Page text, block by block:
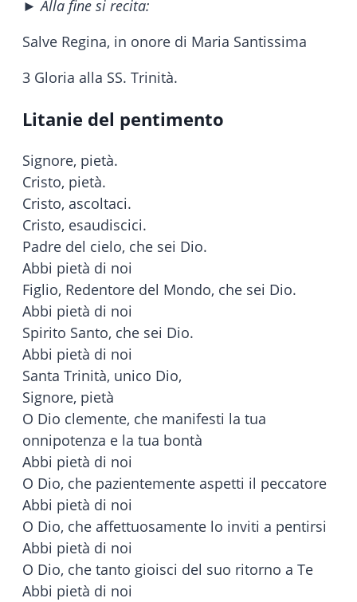
► Alla fine si recita:
Salve Regina, in onore di Maria Santissima
3 Gloria alla SS. Trinità.
Litanie del pentimento
Signore, pietà.
Cristo, pietà.
Cristo, ascoltaci.
Cristo, esaudiscici.
Padre del cielo, che sei Dio.
Abbi pietà di noi
Figlio, Redentore del Mondo, che sei Dio.
Abbi pietà di noi
Spirito Santo, che sei Dio.
Abbi pietà di noi
Santa Trinità, unico Dio,
Signore, pietà
O Dio clemente, che manifesti la tua
onnipotenza e la tua bontà
Abbi pietà di noi
O Dio, che pazientemente aspetti il peccatore
Abbi pietà di noi
O Dio, che affettuosamente lo inviti a pentirsi
Abbi pietà di noi
O Dio, che tanto gioisci del suo ritorno a Te
Abbi pietà di noi